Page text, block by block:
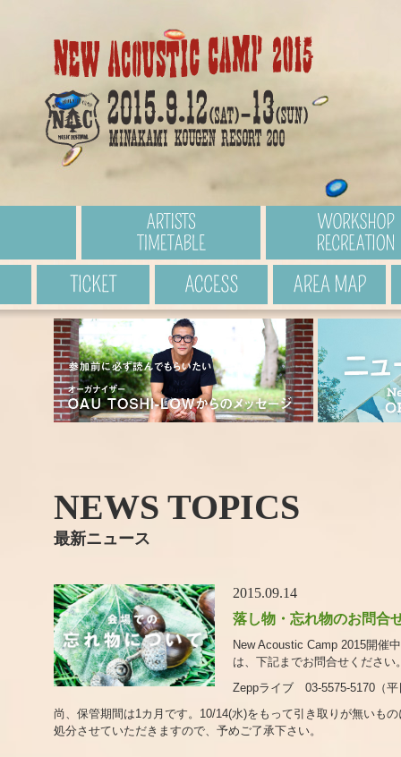
ARTISTS / TIMETABLE
TICKET チケット ACCESSアクセス
NEWS TOPICS
最新ニュース
2015.09.14
落し物・忘れ物のお問合
New Acoustic Camp 2015開催
は、下記までお問合せください
Zeppライブ 03-5575-5170（平
尚、保管期間は1カ月です。10/14(水)をもって引き取りが無いも
処分させていただきますので、予めご了承下さい。